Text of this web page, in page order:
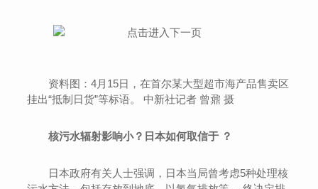
资料图：4月15日，在首尔某大型超市海产品售卖区
挂出“抵制日货”等标语。 中新社记者 曾鼐 摄
核污水辐射影响小？日本如何取信于 ？
日本政府有关人士强调，日本当局曾考虑5种处理核